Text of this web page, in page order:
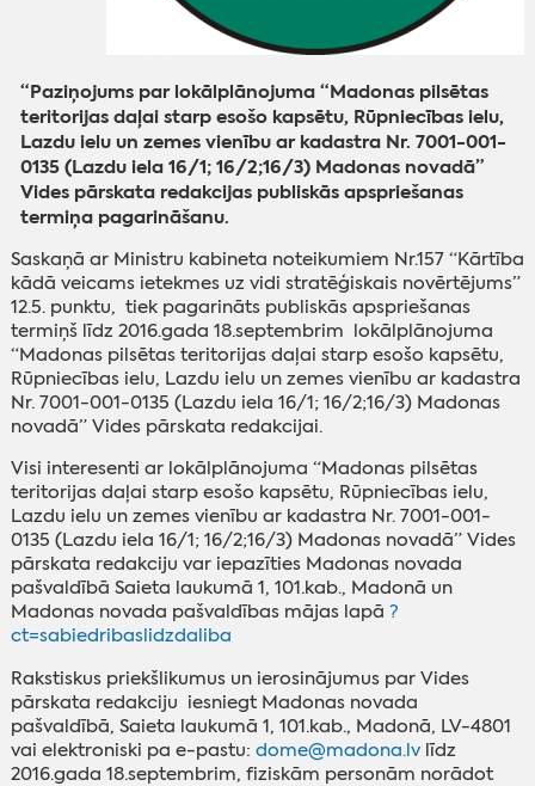
“Paziņojums par lokālplānojuma “Madonas pilsētas
teritorijas daļai starp esošo kapsētu, Rūpniecības ielu,
Lazdu ielu un zemes vienību ar kadastra Nr. 7001-001-
0135 (Lazdu iela 16/1; 16/2;16/3) Madonas novadā”
Vides pārskata redakcijas publiskās apspriešanas
termiņa pagarināšanu.
Saskaņā ar Ministru kabineta noteikumiem Nr.157 “Kārtība
kādā veicams ietekmes uz vidi stratēģiskais novērtējums”
12.5. punktu, tiek pagarināts publiskās apspriešanas
termiņš līdz 2016.gada 18.septembrim lokālplānojuma
“Madonas pilsētas teritorijas daļai starp esošo kapsētu,
Rūpniecības ielu, Lazdu ielu un zemes vienību ar kadastra
Nr. 7001-001-0135 (Lazdu iela 16/1; 16/2;16/3) Madonas
novadā” Vides pārskata redakcijai.
Visi interesenti ar lokālplānojuma “Madonas pilsētas
teritorijas daļai starp esošo kapsētu, Rūpniecības ielu,
Lazdu ielu un zemes vienību ar kadastra Nr. 7001-001-
0135 (Lazdu iela 16/1; 16/2;16/3) Madonas novadā” Vides
pārskata redakciju var iepazīties Madonas novada
pašvaldībā Saieta laukumā 1, 101.kab., Madonā un
Madonas novada pašvaldības mājas lapā ?
ct=sabiedribaslidzdaliba
Rakstiskus priekšlikumus un ierosinājumus par Vides
pārskata redakciju iesniegt Madonas novada
pašvaldībā, Saieta laukumā 1, 101.kab., Madonā, LV-4801
vai elektroniski pa e-pastu: dome@madona.lvlīdz
2016.gada 18.septembrim, fiziskām personām norādot